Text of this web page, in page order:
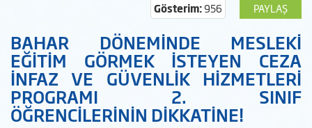
PAYLAŞ
Gösterim:956
BAHAR DÖNEMİNDE MESLEKİ
EĞİTİM GÖRMEK İSTEYEN CEZA
İNFAZ VE GÜVENLİK HİZMETLERİ
PROGRAMI 2. SINIF
ÖĞRENCİLERİNİN DİKKATİNE!